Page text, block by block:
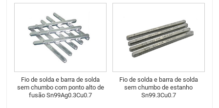
Fio de solda e barra de solda
sem chumbo com ponto alto de
fusão Sn99Ag0.3Cu0.7
Fio de solda e barra de solda
sem chumbo de estanho
Sn99.3Cu0.7